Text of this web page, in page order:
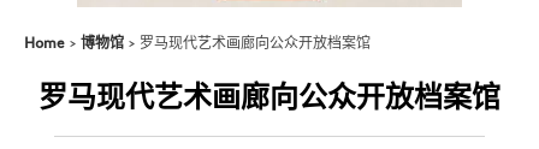
Home 博物馆 罗马现代艺术画廊向公众开放档案馆
罗马现代艺术画廊向公众开放档案馆